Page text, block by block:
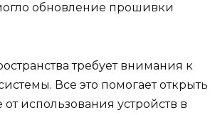
обновление прошивки
требует внимания к
Все это помогает открыть
использования устройств в